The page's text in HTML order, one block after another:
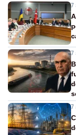
7
7
7